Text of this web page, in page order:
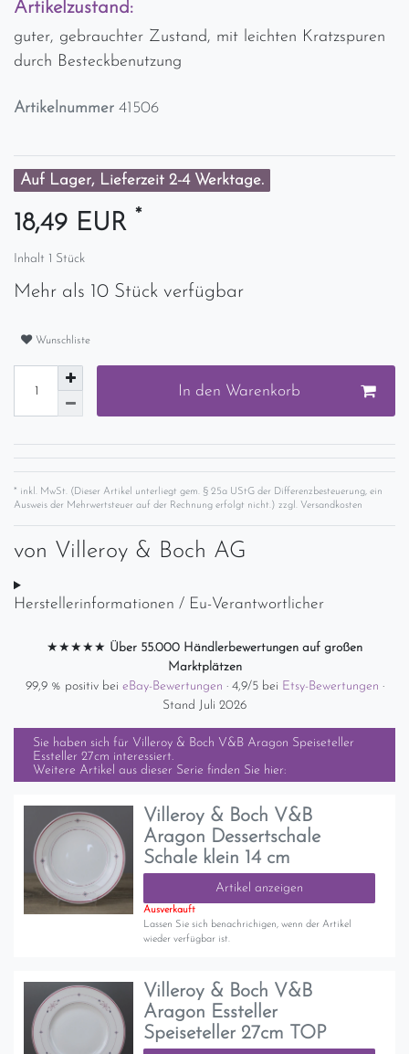
Artikelzustand:
guter, gebrauchter Zustand, mit leichten Kratzspuren
durch Besteckbenutzung
Artikelnummer 41506
Auf Lager, Lieferzeit 2-4 Werktage.
18,49 EUR *
Inhalt 1 Stück
Mehr als 10 Stück verfügbar
Wunschliste
In den Warenkorb
* inkl. MwSt. (Dieser Artikel unterliegt gem. § 25a UStG der Differenzbesteuerung, ein
Ausweis der Mehrwertsteuer auf der Rechnung erfolgt nicht.) zzgl. Versandkosten
von Villeroy & Boch AG
Herstellerinformationen / Eu-Verantwortlicher
★★★★★ Über 55.000 Händlerbewertungen auf großen
Marktplätzen
99,9 % positiv bei eBay-Bewertungen · 4,9/5 bei Etsy-Bewertungen ·
Stand Juli 2026
Sie haben sich für Villeroy & Boch V&B Aragon Speiseteller
Essteller 27cm interessiert.
Weitere Artikel aus dieser Serie finden Sie hier:
Villeroy & Boch V&B
Aragon Dessertschale
Schale klein 14 cm
Artikel anzeigen
Ausverkauft
Lassen Sie sich benachrichigen, wenn der Artikel
wieder verfügbar ist.
Villeroy & Boch V&B
Aragon Essteller
Speiseteller 27cm TOP